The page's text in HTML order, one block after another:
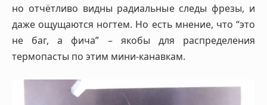
но отчётливо видны радиальные следы фрезы, и
даже ощущаются ногтем. Но есть мнение, что “это
не баг, а фича” – якобы для распределения
термопасты по этим мини-канавкам.